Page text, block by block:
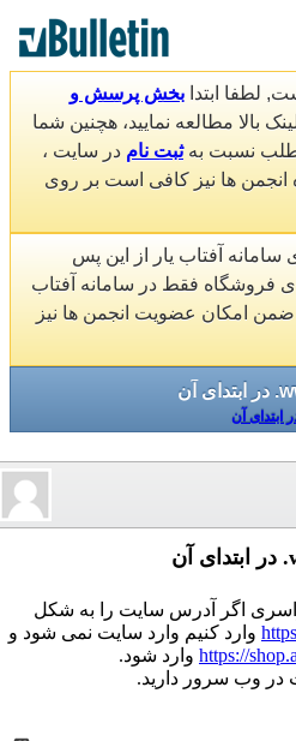
لطفا ابتدا بخش پرسش و
بالا مطالعه نمایید، هچنین شما
نسبت بهثبت نام در سایت ،
انجمن ها نیز کافی است بر روی
سامانه آفتاب یار از این پس
فروشگاه فقط در سامانه آفتاب
ضمن امکان عضویت انجمن ها نیز
اگر آدرس سایت را به شکل
وارد کنیم وارد سایت نمی شود و
https:// وارد شود.
در وب سرور دارید.